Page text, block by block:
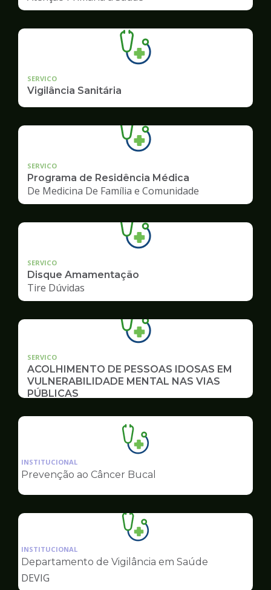
SERVICO
Vigilância Sanitária
SERVICO
Programa de Residência Médica
De Medicina De Família e Comunidade
SERVICO
Disque Amamentação
Tire Dúvidas
SERVICO
ACOLHIMENTO DE PESSOAS IDOSAS EM
VULNERABILIDADE MENTAL NAS VIAS
PÚBLICAS
Ilustração
da
pagina
Saúde
INSTITUCIONAL
Prevenção ao Câncer Bucal
Ilustração
da
pagina
INSTITUCIONAL
Departamento de Vigilância em Saúde
DEVIG